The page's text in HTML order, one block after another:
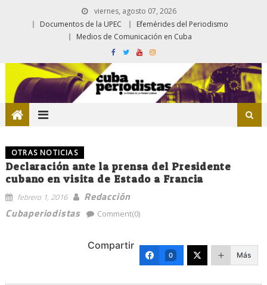
viernes, agosto 07, 2026
Documentos de la UPEC
Efemérides del Periodismo
Medios de Comunicación en Cuba
OTRAS NOTICIAS
Declaración ante la prensa del Presidente
cubano en visita de Estado a Francia
febrero 1, 2016
Redacción
Cubaperiodistas
Comment(0)
Compartir
0 Más